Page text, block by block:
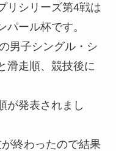
リシリーズ第4戦は
ール杯です。
男子シングル・シ
滑走順、競技後に
が発表されまし
終わったので結果